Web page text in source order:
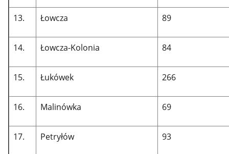
13. Łowcza 89
14. Łowcza-Kolonia 84
15. Łukówek 266
16. Malinówka 69
17. Petryłów 93